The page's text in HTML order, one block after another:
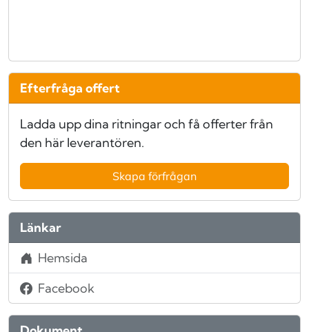
Efterfråga offert
Ladda upp dina ritningar och få offerter från
den här leverantören.
Skapa förfrågan
Länkar
Hemsida
Facebook